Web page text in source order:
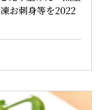
お刺身等を2022